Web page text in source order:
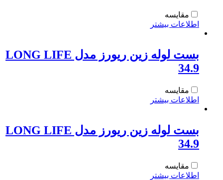
مقایسه
اطلاعات بیشتر
بست لوله زین ریورز مدل LONG LIFE
34.9
مقایسه
اطلاعات بیشتر
بست لوله زین ریورز مدل LONG LIFE
34.9
مقایسه
اطلاعات بیشتر